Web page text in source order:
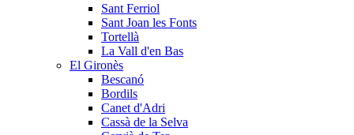
Sant Ferriol
Sant Joan les Fonts
Tortellà
La Vall d'en Bas
El Gironès
Bescanó
Bordils
Canet d'Adri
Cassà de la Selva